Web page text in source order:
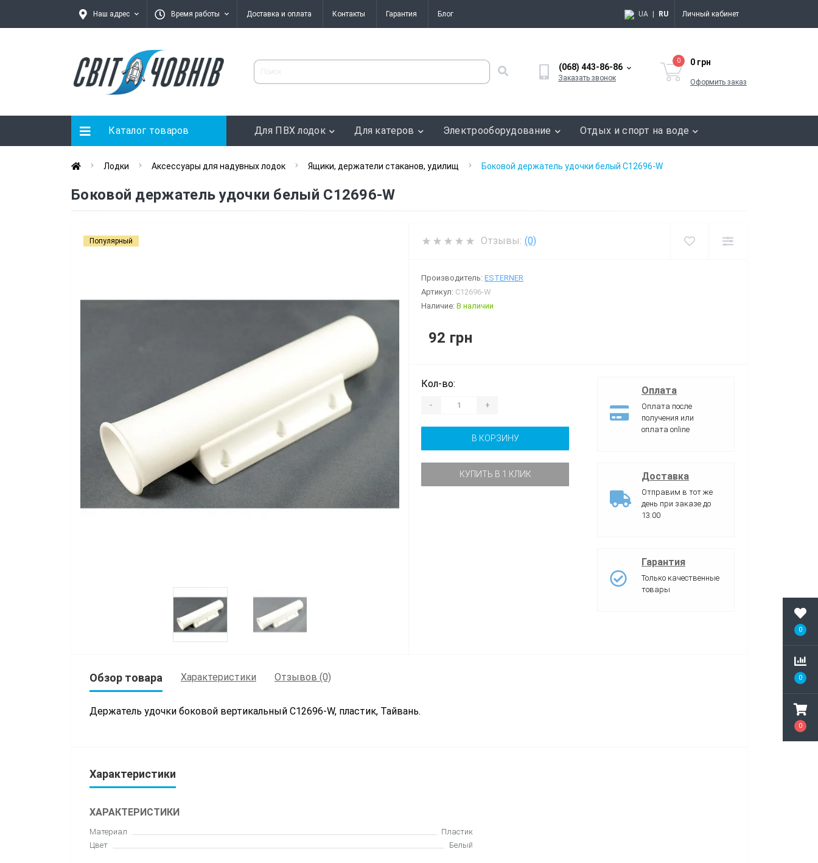
0
0
0
Наш адрес Время работы Доставка и оплата Контакты Гарантия Блог UA RU Личный кабинет
(068) 443-86-86
Заказать звонок
0 0 грн
Оформить заказ
Каталог товаров Для ПВХ лодок Для катеров Электрооборудование Отдых и спорт на воде
Лодки Аксессуары для надувных лодок Ящики, держатели стаканов, удилищ Боковой держатель удочки белый C12696-W
Боковой держатель удочки белый C12696-W
Популярный Отзывы: (0)
Производитель: ESTERNER
Артикул: C12696-W
Наличие: В наличии
92 грн
Кол-во:
- +
В КОРЗИНУ
КУПИТЬ В 1 КЛИК
Оплата
Оплата после
получения или
оплата online
Доставка
Отправим в тот же
день при заказе до
13:00
Гарантия
Только качественные
товары
Обзор товара Характеристики Отзывов (0)
Держатель удочки боковой вертикальный C12696-W, пластик, Тайвань.
Характеристики
ХАРАКТЕРИСТИКИ
Материал
Пластик
Цвет
Белый